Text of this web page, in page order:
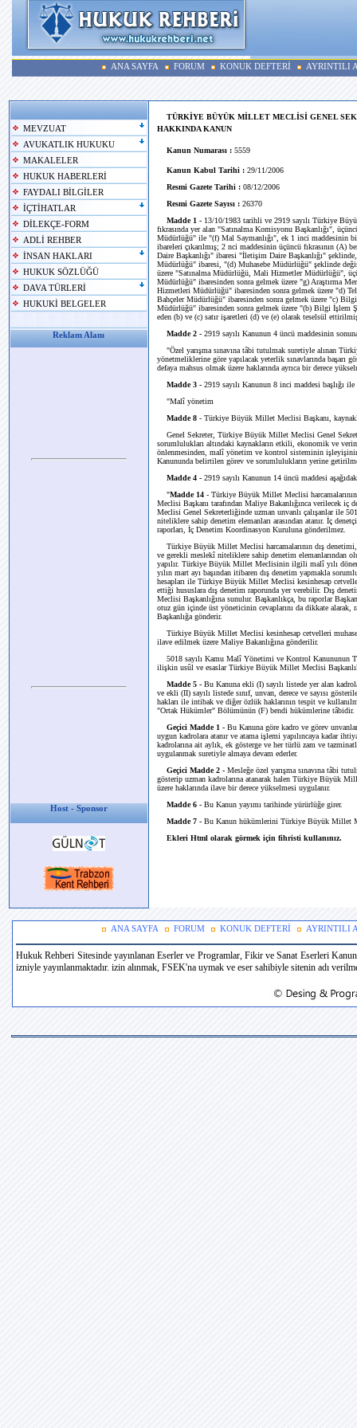
ANA SAYFA FORUM KONUK DEFTERİ AYRINTILI
MEVZUAT
AVUKATLIK HUKUKU
MAKALELER
HUKUK HABERLERİ
FAYDALI BİLGİLER
İÇTİHATLAR
DİLEKÇE-FORM
ADLİ REHBER
İNSAN HAKLARI
HUKUK SÖZLÜĞÜ
DAVA TÜRLERİ
HUKUKİ BELGELER
Reklam Alanı
Host - Sponsor
TÜRKİYE BÜYÜK MİLLET MECLİSİ GENEL
HAKKINDA KANUN
Kanun Numarası : 5559
Kanun Kabul Tarihi : 29/11/2006
Resmi Gazete Tarihi : 08/12/2006
Resmi Gazete Sayısı : 26370
Madde 1 - 13/10/1983 tarihli ve 2919 sayılı Türkiye
fıkrasında yer alan "Satınalma Komisyonu Başkanlığı",
Müdürlüğü" ile "(f) Mal Saymanlığı", ek 1 inci maddesinin
ibareleri çıkarılmış; 2 nci maddesinin üçüncü fıkrasının
Daire Başkanlığı" ibaresi "İletişim Daire Başkanlığı"
Müdürlüğü" ibaresi, "(d) Muhasebe Müdürlüğü" şeklinde
üzere "Satınalma Müdürlüğü, Mali Hizmetler Müdürlüğü",
Müdürlüğü" ibaresinden sonra gelmek üzere "g) Araştırma
Hizmetleri Müdürlüğü" ibaresinden sonra gelmek üzere "d)
Bahçeler Müdürlüğü" ibaresinden sonra gelmek üzere "c)
Müdürlüğü" ibaresinden sonra gelmek üzere "(b) Bilgi İşlem
eden (b) ve (c) satır işaretleri (d) ve (e) olarak teselsül
Madde 2 - 2919 sayılı Kanunun 4 üncü maddesinin
"Özel yarışma sınavına tâbi tutulmak suretiyle alınan
yönetmeliklerine göre yapılacak yeterlik sınavlarında başarı
defaya mahsus olmak üzere haklarında ayrıca bir derece
Madde 3 - 2919 sayılı Kanunun 8 inci maddesi başlığı
"Malî yönetim
Madde 8 - Türkiye Büyük Millet Meclisi Başkanı,
Genel Sekreter, Türkiye Büyük Millet Meclisi Genel
sorumlulukları altındaki kaynakların etkili, ekonomik ve
önlenmesinden, malî yönetim ve kontrol sisteminin
Kanununda belirtilen görev ve sorumlulukların yerine
Madde 4 - 2919 sayılı Kanunun 14 üncü maddesi
"Madde 14 - Türkiye Büyük Millet Meclisi
Meclisi Başkanı tarafından Maliye Bakanlığınca verilecek
Meclisi Genel Sekreterliğinde uzman unvanlı çalışanlar ile
niteliklere sahip denetim elemanları arasından atanır. İç
raporları, İç Denetim Koordinasyon Kuruluna gönderilmez.
Türkiye Büyük Millet Meclisi harcamalarının dış
ve gerekli meslekî niteliklere sahip denetim elemanlarından
yapılır. Türkiye Büyük Millet Meclisinin ilgili malî yılı
yılın mart ayı başından itibaren dış denetim yapmakla
hesapları ile Türkiye Büyük Millet Meclisi kesinhesap
ettiği hususlara dış denetim raporunda yer verebilir. Dış
Meclisi Başkanlığına sunulur. Başkanlıkça, bu raporlar
otuz gün içinde üst yöneticinin cevaplarını da dikkate
Başkanlığa gönderir.
Türkiye Büyük Millet Meclisi kesinhesap cetvelleri
ilave edilmek üzere Maliye Bakanlığına gönderilir.
5018 sayılı Kamu Malî Yönetimi ve Kontrol Kanununun
ilişkin usûl ve esaslar Türkiye Büyük Millet Meclisi
Madde 5 - Bu Kanuna ekli (I) sayılı listede yer alan
ve ekli (II) sayılı listede sınıf, unvan, derece ve sayısı
hakları ile intibak ve diğer özlük haklarının tespit ve
"Ortak Hükümler" Bölümünün (F) bendi hükümlerine tâbidir.
Geçici Madde 1 - Bu Kanuna göre kadro ve görev
uygun kadrolara atanır ve atama işlemi yapılıncaya kadar
kadrolarına ait aylık, ek gösterge ve her türlü zam ve
uygulanmak suretiyle almaya devam ederler.
Geçici Madde 2 - Mesleğe özel yarışma sınavına tâbi
gösterip uzman kadrolarına atanarak halen Türkiye Büyük
üzere haklarında ilave bir derece yükselmesi uygulanır.
Madde 6 - Bu Kanun yayımı tarihinde yürürlüğe girer.
Madde 7 - Bu Kanun hükümlerini Türkiye Büyük Millet
Ekleri Html olarak görmek için fihristi kullanınız.
ANA SAYFA FORUM KONUK DEFTERİ AYRINTILI
Hukuk Rehberi Sitesinde yayınlanan Eserler ve Programlar, Fikir ve Sanat Eserleri
izniyle yayınlanmaktadır. izin alınmak, FSEK'na uymak ve eser sahibiyle sitenin adı